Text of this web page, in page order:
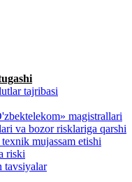
tajribasi
magistrallari
va bozor risklariga qarshi
mujassam etishi
riski
tavsiyalar